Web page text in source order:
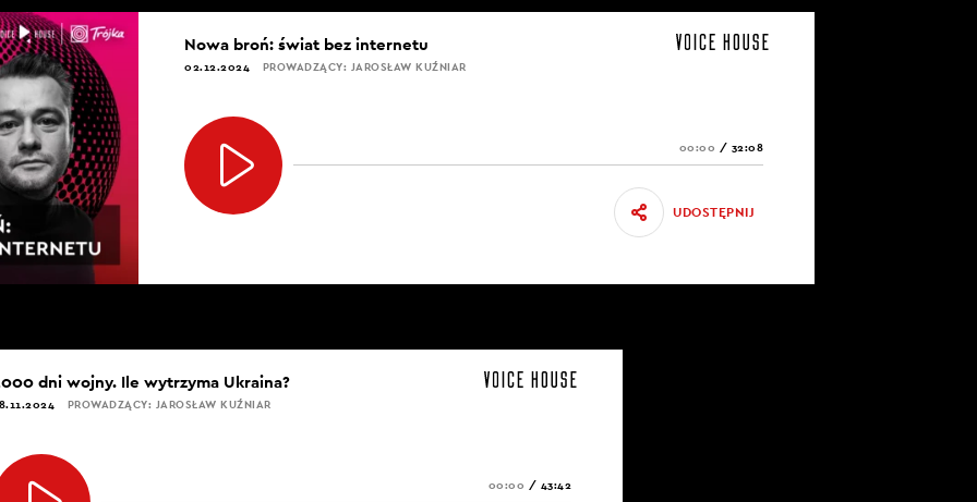
Nowa broń: świat bez internetu
02.12.2024 PROWADZĄCY: JAROSŁAW KUŹNIAR
00:00 / 32:08
UDOSTĘPNIJ
dni wojny. Ile wytrzyma Ukraina?
PROWADZĄCY: JAROSŁAW KUŹNIAR
00:00 / 43:42